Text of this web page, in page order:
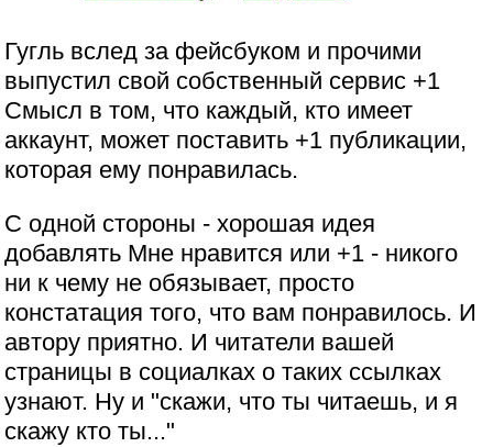
Гугль вслед за фейсбуком и прочими
выпустил свой собственный сервис +1
Смысл в том, что каждый, кто имеет
аккаунт, может поставить +1 публикации,
которая ему понравилась.
С одной стороны - хорошая идея
добавлять Мне нравится или +1 - никого
ни к чему не обязывает, просто
констатация того, что вам понравилось. И
автору приятно. И читатели вашей
страницы в социалках о таких ссылках
узнают. Ну и "скажи, что ты читаешь, и я
скажу кто ты..."